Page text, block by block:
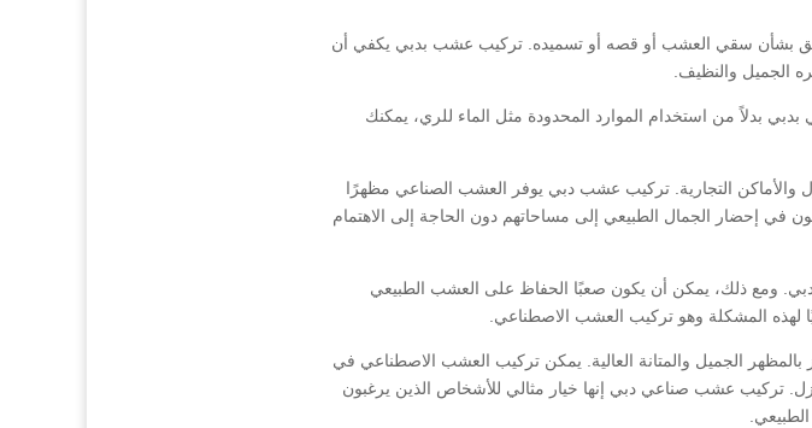
بشأن سقي العشب أو قصه أو تسميده. تركيب عشب بدبي يكفي أن
الجميل والنظيف.
بدلاً من استخدام الموارد المحدودة مثل الماء للري، يمكنك
والأماكن التجارية. تركيب عشب دبي يوفر العشب الصناعي مظهرًا
في إحضار الجمال الطبيعي إلى مساحاتهم دون الحاجة إلى الاهتمام
دبي. ومع ذلك، يمكن أن يكون صعبًا الحفاظ على العشب الطبيعي
المشكلة وهو تركيب العشب الاصطناعي.
الجميل والمتانة العالية. يمكن تركيب العشب الاصطناعي في
تركيب عشب صناعي دبي إنها خيار مثالي للأشخاص الذين يرغبون